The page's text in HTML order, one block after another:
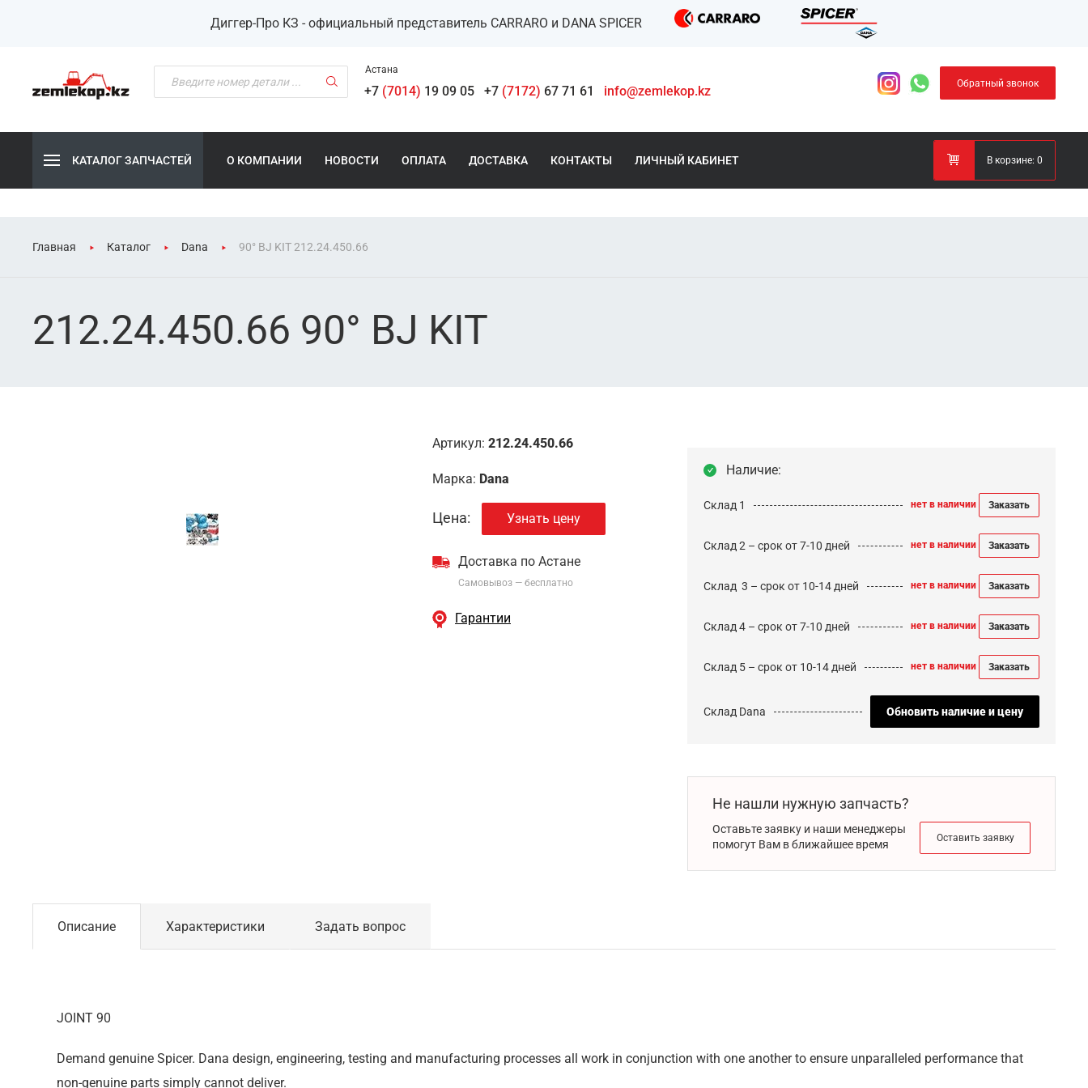
Диггер-Про КЗ - официальный представитель CARRARO и DANA SPICER
Астана
+7 (7014) 19 09 05 +7 (7172) 67 71 61 info@zemlekop.kz Обратный звонок
КАТАЛОГ ЗАПЧАСТЕЙ О КОМПАНИИ НОВОСТИ ОПЛАТА ДОСТАВКА КОНТАКТЫ ЛИЧНЫЙ КАБИНЕТ В корзине: 0
Главная Каталог Dana 90° BJ KIT 212.24.450.66
212.24.450.66 90° BJ KIT
Артикул: 212.24.450.66
Марка: Dana
Цена: Узнать цену
Доставка по Астане
Самовывоз — бесплатно
Гарантии
Наличие:
Склад 1 нет в наличии Заказать
Склад 2 – срок от 7-10 дней нет в наличии Заказать
Cклад 3 – срок от 10-14 дней нет в наличии Заказать
Склад 4 – срок от 7-10 дней нет в наличии Заказать
Склад 5 – срок от 10-14 дней нет в наличии Заказать
Склад Dana Обновить наличие и цену
Не нашли нужную запчасть?
Оставьте заявку и наши менеджеры
помогут Вам в ближайшее время
Оставить заявку
Описание Характеристики Задать вопрос
JOINT 90
Demand genuine Spicer. Dana design, engineering, testing and manufacturing processes all work in conjunction with one another to ensure unparalleled performance that
non-genuine parts simply cannot deliver.